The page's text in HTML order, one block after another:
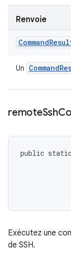
Renvoie
Command
Un Command
remoteSsh
public
Exécutez une
de SSH.